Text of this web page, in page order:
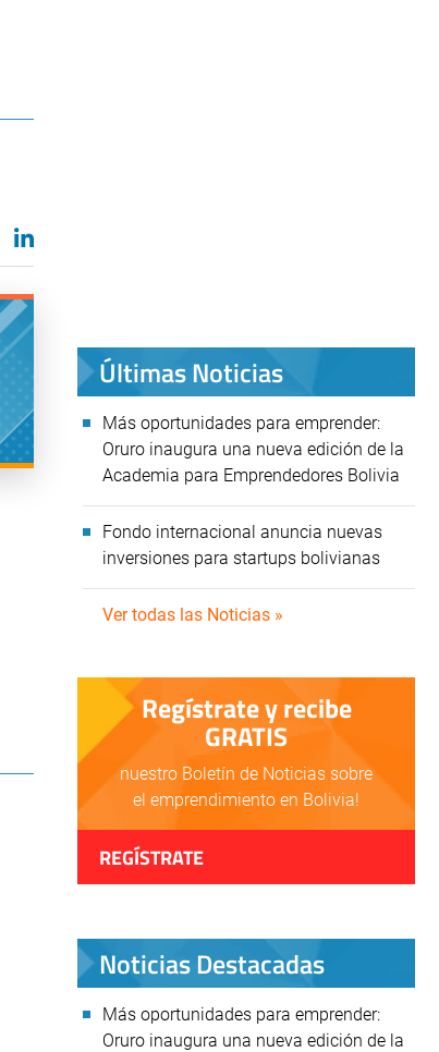
Últimas Noticias
Más oportunidades para emprender:
Oruro inaugura una nueva edición de la
Academia para Emprendedores Bolivia
Fondo internacional anuncia nuevas
inversiones para startups bolivianas
Ver todas las Noticias »
Regístrate y recibe
GRATIS
nuestro Boletín de Noticias sobre
el emprendimiento en Bolivia!
REGÍSTRATE
Noticias Destacadas
Más oportunidades para emprender:
Oruro inaugura una nueva edición de la